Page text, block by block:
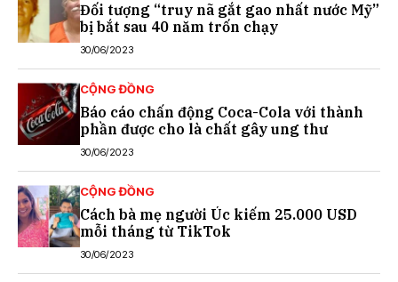
Đối tượng “truy nã gắt gao nhất nước Mỹ”
bị bắt sau 40 năm trốn chạy
30/06/2023
CỘNG ĐỒNG
Báo cáo chấn động Coca-Cola với thành
phần được cho là chất gây ung thư
30/06/2023
CỘNG ĐỒNG
Cách bà mẹ người Úc kiếm 25.000 USD
mỗi tháng từ TikTok
30/06/2023